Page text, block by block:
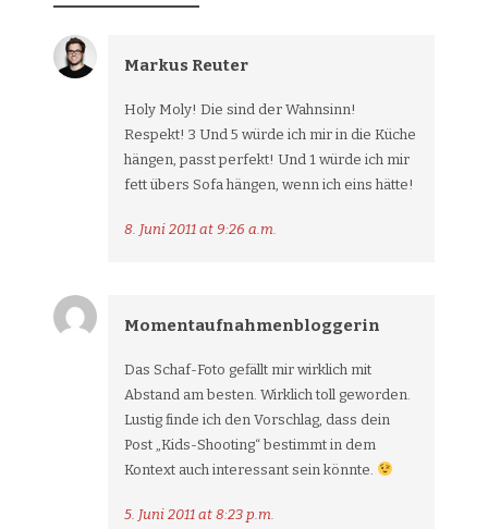
Markus Reuter
Holy Moly! Die sind der Wahnsinn!
Respekt! 3 Und 5 würde ich mir in die Küche
hängen, passt perfekt! Und 1 würde ich mir
fett übers Sofa hängen, wenn ich eins hätte!
8. Juni 2011 at 9:26 a.m.
Momentaufnahmenbloggerin
Das Schaf-Foto gefällt mir wirklich mit
Abstand am besten. Wirklich toll geworden.
Lustig finde ich den Vorschlag, dass dein
Post „Kids-Shooting“ bestimmt in dem
Kontext auch interessant sein könnte.
5. Juni 2011 at 8:23 p.m.